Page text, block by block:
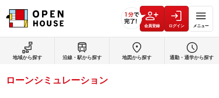
会員登録 ログイン メニュー
地域から探す 沿線・駅から探す 地図から探す 通勤・通学から探す
ローンシミュレーション